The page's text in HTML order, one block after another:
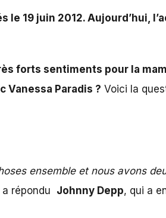
le 19 juin 2012. Aujourd’hui,
forts sentiments pour la
Paradis ? Voici la
ensemble et nous avons
a répondu Johnny Depp, qui a